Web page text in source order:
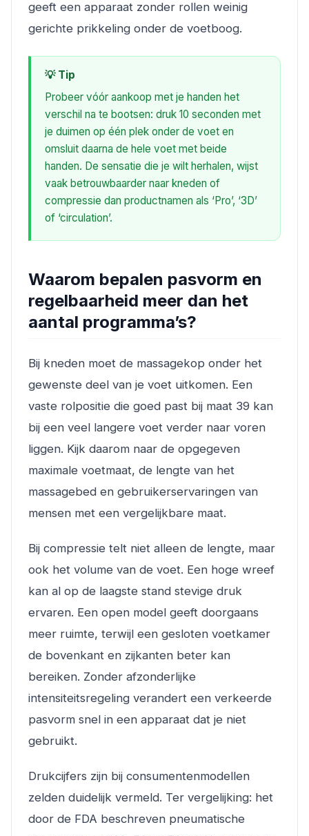
geeft een apparaat zonder rollen weinig
gerichte prikkeling onder de voetboog.
💡 Tip
Probeer vóór aankoop met je handen het
verschil na te bootsen: druk 10 seconden met
je duimen op één plek onder de voet en
omsluit daarna de hele voet met beide
handen. De sensatie die je wilt herhalen, wijst
vaak betrouwbaarder naar kneden of
compressie dan productnamen als ‘Pro’, ‘3D’
of ‘circulation’.
Waarom bepalen pasvorm en
regelbaarheid meer dan het
aantal programma’s?
Bij kneden moet de massagekop onder het
gewenste deel van je voet uitkomen. Een
vaste rolpositie die goed past bij maat 39 kan
bij een veel langere voet verder naar voren
liggen. Kijk daarom naar de opgegeven
maximale voetmaat, de lengte van het
massagebed en gebruikerservaringen van
mensen met een vergelijkbare maat.
Bij compressie telt niet alleen de lengte, maar
ook het volume van de voet. Een hoge wreef
kan al op de laagste stand stevige druk
ervaren. Een open model geeft doorgaans
meer ruimte, terwijl een gesloten voetkamer
de bovenkant en zijkanten beter kan
bereiken. Zonder afzonderlijke
intensiteitsregeling verandert een verkeerde
pasvorm snel in een apparaat dat je niet
gebruikt.
Drukcijfers zijn bij consumentenmodellen
zelden duidelijk vermeld. Ter vergelijking: het
door de FDA beschreven pneumatische